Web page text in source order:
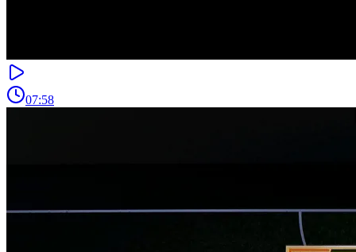
07:58